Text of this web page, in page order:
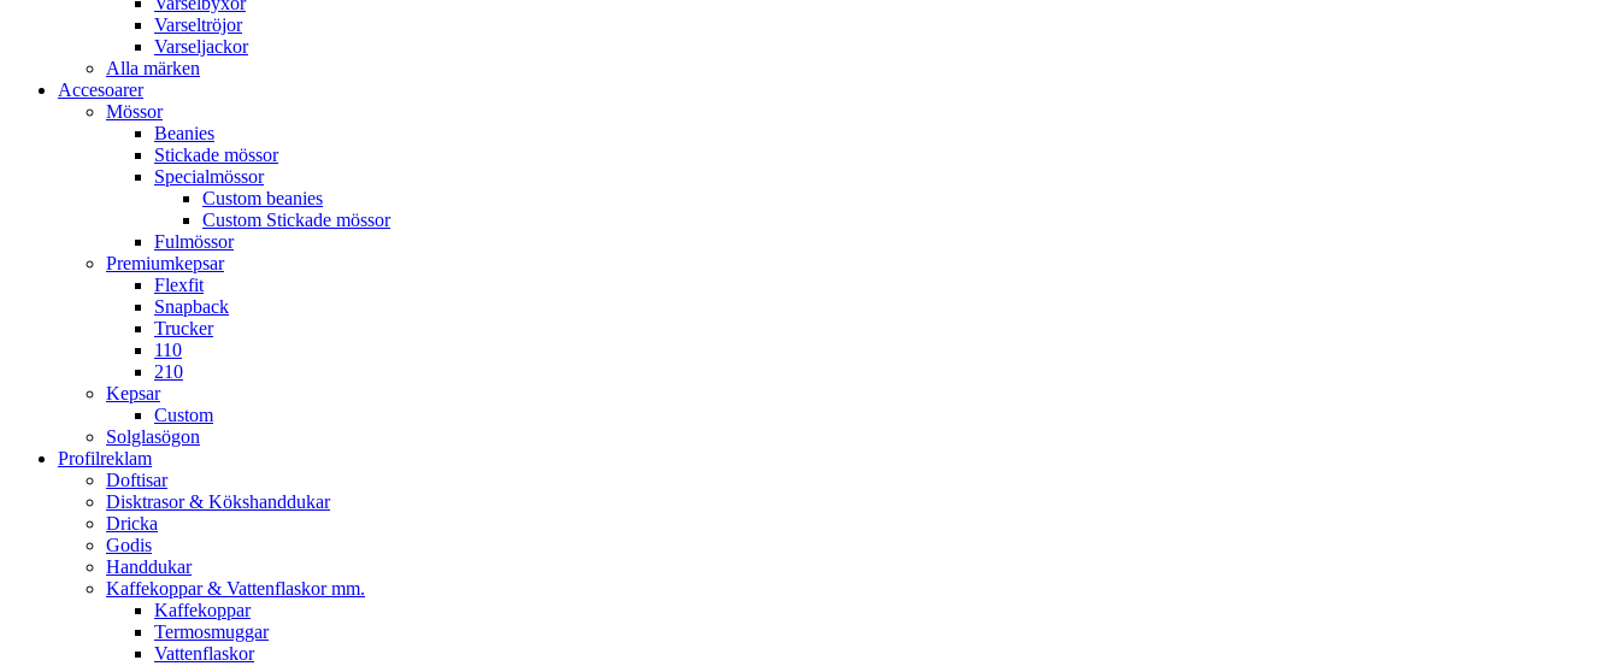
Varseltröjor
Varseljackor
Alla märken
Accesoarer
Mössor
Beanies
Stickade mössor
Specialmössor
Custom beanies
Custom Stickade mössor
Fulmössor
Premiumkepsar
Flexfit
Snapback
Trucker
110
210
Kepsar
Custom
Solglasögon
Profilreklam
Doftisar
Disktrasor & Kökshanddukar
Dricka
Godis
Handdukar
Kaffekoppar & Vattenflaskor mm.
Kaffekoppar
Termosmuggar
Vattenflaskor